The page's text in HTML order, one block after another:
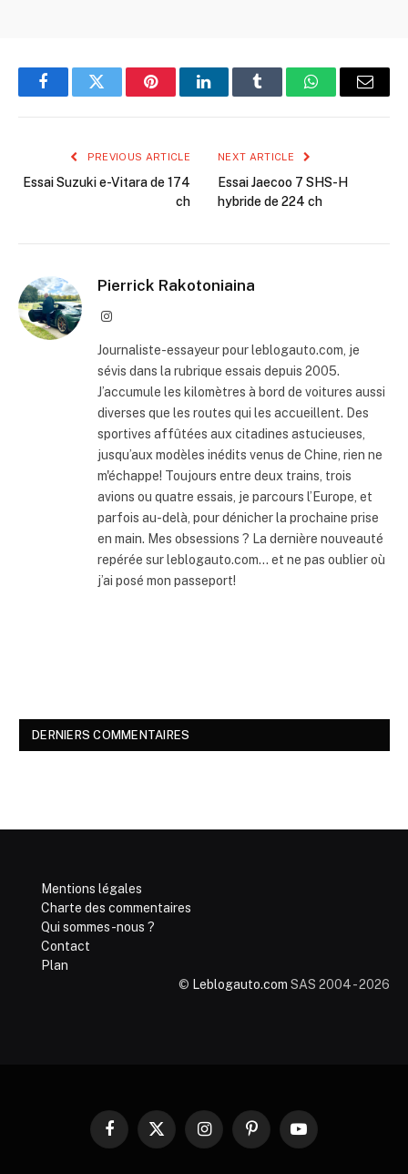
FacebookTwitter PinterestLinkedInTumblr WhatsAppEmail
PREVIOUS ARTICLE
Essai Suzuki e-Vitara de 174
ch
NEXT ARTICLE
Essai Jaecoo 7 SHS-H
hybride de 224 ch
Pierrick Rakotoniaina
Instagram
Journaliste-essayeur pour leblogauto.com, je
sévis dans la rubrique essais depuis 2005.
J’accumule les kilomètres à bord de voitures aussi
diverses que les routes qui les accueillent. Des
sportives affûtées aux citadines astucieuses,
jusqu’aux modèles inédits venus de Chine, rien ne
m'échappe! Toujours entre deux trains, trois
avions ou quatre essais, je parcours l’Europe, et
parfois au-delà, pour dénicher la prochaine prise
en main. Mes obsessions ? La dernière nouveauté
repérée sur leblogauto.com… et ne pas oublier où
j’ai posé mon passeport!
DERNIERS COMMENTAIRES
Mentions légales
Charte des commentaires
Qui sommes-nous ?
Contact
Plan
© Leblogauto.com SAS 2004 - 2026
Facebook
X
InstagramPinterestYouTube